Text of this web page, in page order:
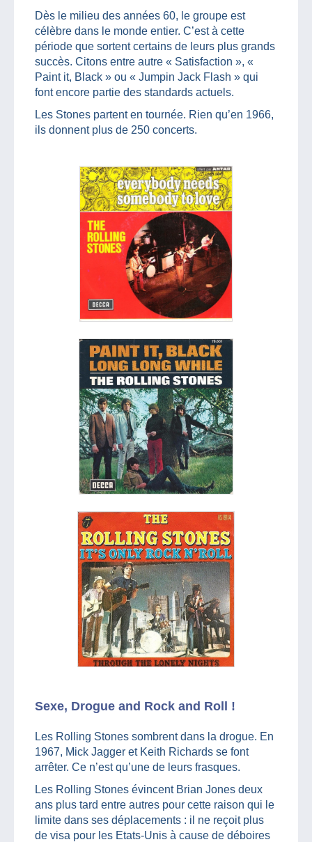
Dès le milieu des années 60, le groupe est
célèbre dans le monde entier. C’est à cette
période que sortent certains de leurs plus grands
succès. Citons entre autre « Satisfaction », «
Paint it, Black » ou « Jumpin Jack Flash » qui
font encore partie des standards actuels.
Les Stones partent en tournée. Rien qu’en 1966,
ils donnent plus de 250 concerts.
Sexe, Drogue and Rock and Roll !
Les Rolling Stones sombrent dans la drogue. En
1967, Mick Jagger et Keith Richards se font
arrêter. Ce n’est qu’une de leurs frasques.
Les Rolling Stones évincent Brian Jones deux
ans plus tard entre autres pour cette raison qui le
limite dans ses déplacements : il ne reçoit plus
de visa pour les Etats-Unis à cause de déboires